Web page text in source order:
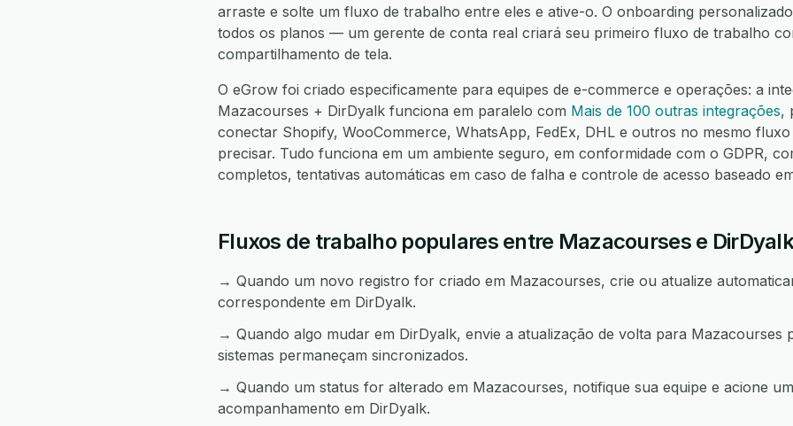
arraste e solte um fluxo de trabalho entre eles e ative-o. O onboarding
todos os planos — um gerente de conta real criará seu primeiro fluxo de trabalho
compartilhamento de tela.
O eGrow foi criado especificamente para equipes de e-commerce e operações: a
Mazacourses + DirDyalk funciona em paralelo com Mais de 100 outras integrações,
conectar Shopify, WooCommerce, WhatsApp, FedEx, DHL e outros no mesmo
precisar. Tudo funciona em um ambiente seguro, em conformidade com o GDPR,
completos, tentativas automáticas em caso de falha e controle de acesso baseado
Fluxos de trabalho populares entre Mazacourses e DirDyalk
→ Quando um novo registro for criado em Mazacourses, crie ou atualize
correspondente em DirDyalk.
→ Quando algo mudar em DirDyalk, envie a atualização de volta para Mazacourses
sistemas permaneçam sincronizados.
→ Quando um status for alterado em Mazacourses, notifique sua equipe e acione
acompanhamento em DirDyalk.